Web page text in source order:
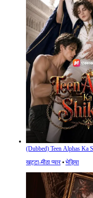
(Dubbed) Teen Alphas Ka
खट्टा-मीठा प्यार⦁ भेड़िया